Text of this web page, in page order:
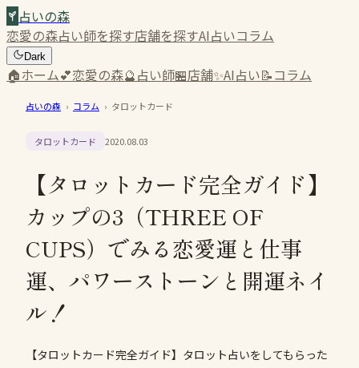
占いの森
恋愛の森占い師を探す店舗を探すAI占いコラム
Dark
🏠ホーム💕恋愛の森🔮占い師🏪店舗✨AI占い📝コラム
占いの森 › コラム › タロットカード
タロットカード 2020.08.03
【タロットカード完全ガイド】
カップの3（THREE OF
CUPS）でみる恋愛運と仕事
運、パワーストーンと開運ネイ
ル！
【タロットカード完全ガイド】タロット占いをしてもらった